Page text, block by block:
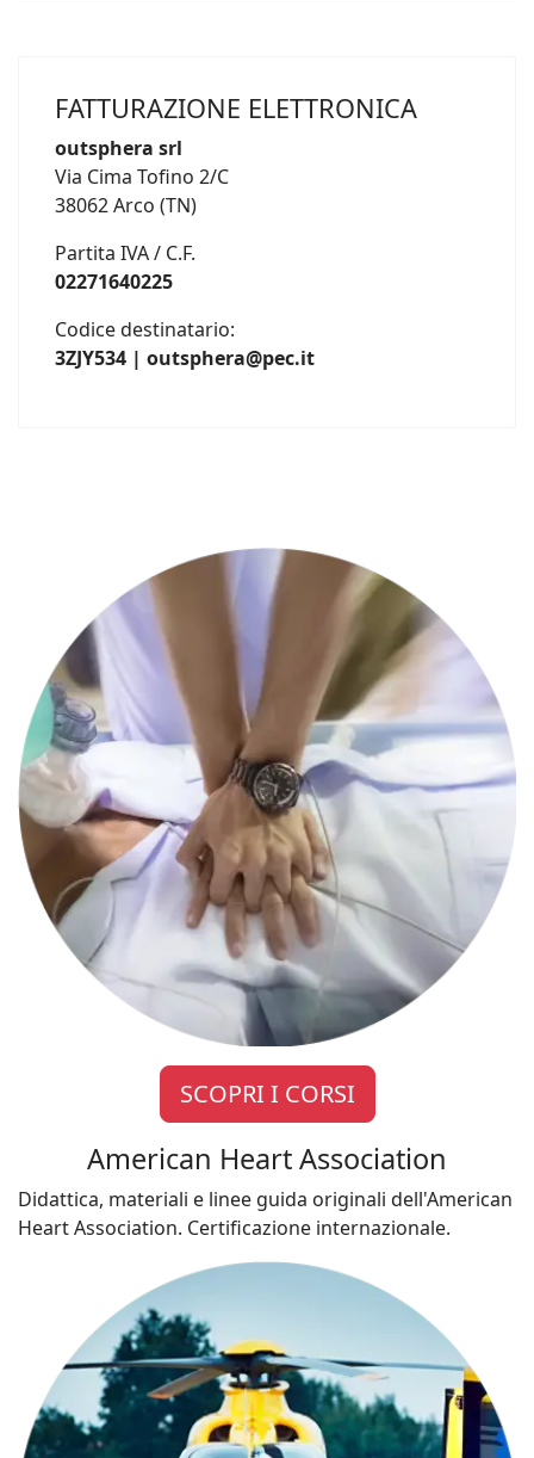
FATTURAZIONE ELETTRONICA
outsphera srl
Via Cima Tofino 2/C
38062 Arco (TN)
Partita IVA / C.F.
02271640225
Codice destinatario:
3ZJY534 | outsphera@pec.it
SCOPRI I CORSI
American Heart Association
Didattica, materiali e linee guida originali dell'American
Heart Association. Certificazione internazionale.